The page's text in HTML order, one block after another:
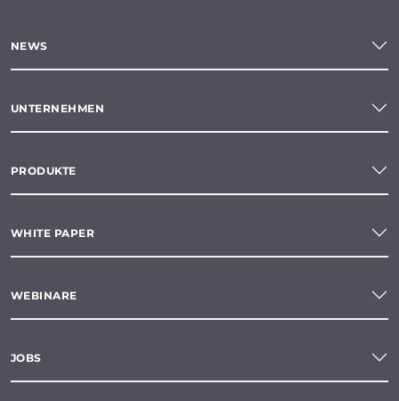
NEWS
UNTERNEHMEN
PRODUKTE
WHITE PAPER
WEBINARE
JOBS